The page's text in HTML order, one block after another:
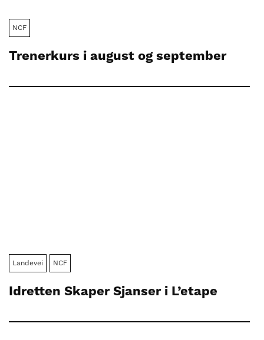
NCF
Trenerkurs i august og september
Landevei NCF
Idretten Skaper Sjanser i L’etape